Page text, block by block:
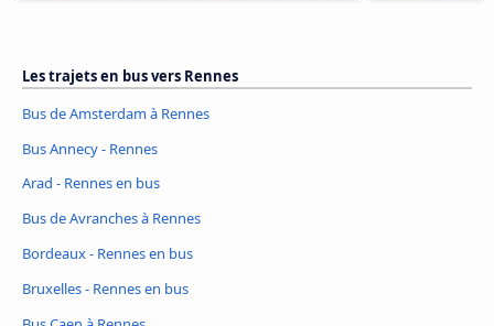
Les trajets en bus vers Rennes
Bus de Amsterdam à Rennes
Bus Annecy - Rennes
Arad - Rennes en bus
Bus de Avranches à Rennes
Bordeaux - Rennes en bus
Bruxelles - Rennes en bus